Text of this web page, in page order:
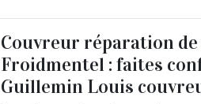
Couvreur réparation de
Froidmentel : faites
Guillemin Louis